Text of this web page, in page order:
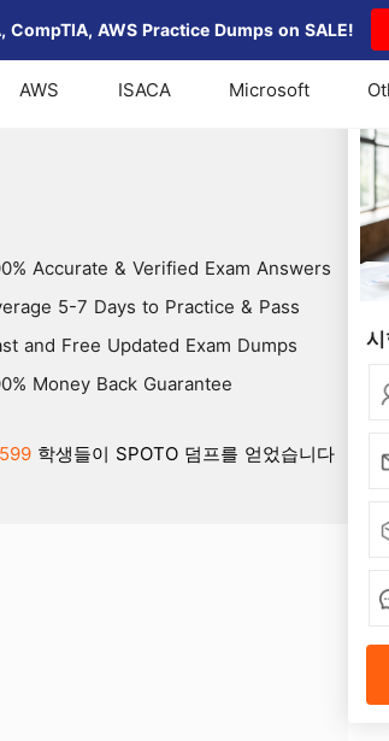
CompTIA, AWS Practice Dumps on SALE!
AWS ISACA Microsoft
Accurate & Verified Exam Answers
5-7 Days to Practice & Pass
and Free Updated Exam Dumps
Money Back Guarantee
학생들이 SPOTO 덤프를 얻었습니다